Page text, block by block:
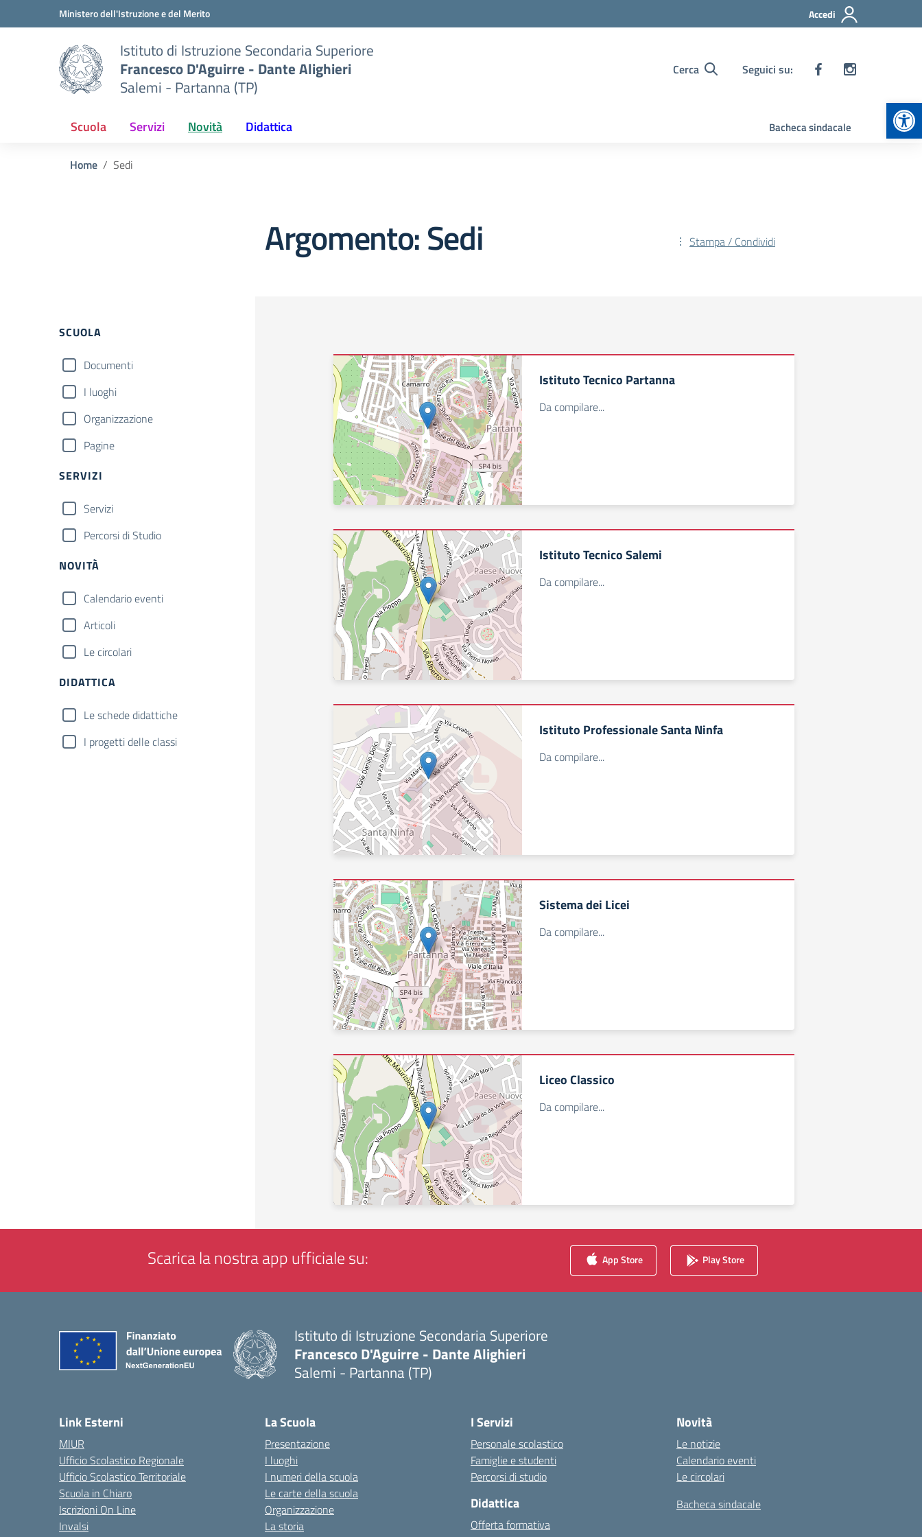
Vai ai contenuti
Vai al menu di navigazioneMinistero dell'Istruzione e del Merito Accedi
Istituto di Istruzione Secondaria Superiore
Francesco D'Aguirre - Dante Alighieri
Salemi - Partanna (TP)
Cerca Seguici su:
Scuola Servizi Novità Didattica Bacheca sindacale
Home Sedi
Argomento: Sedi Stampa / Condividi
Filtri
SCUOLA
Documenti
I luoghi
Organizzazione
Pagine
SERVIZI
Servizi
Percorsi di Studio
NOVITÀ
Calendario eventi
Articoli
Le circolari
DIDATTICA
Le schede didattiche
I progetti delle classi
Istituto Tecnico Partanna
Da compilare...
Istituto Tecnico Salemi
Da compilare...
Istituto Professionale Santa Ninfa
Da compilare...
Sistema dei Licei
Da compilare...
Liceo Classico
Da compilare...
Scarica la nostra app ufficiale su: App Store Play Store
Istituto di Istruzione Secondaria Superiore
Francesco D'Aguirre - Dante Alighieri
Salemi - Partanna (TP)
Link Esterni
MIUR
Ufficio Scolastico Regionale
Ufficio Scolastico Territoriale
Scuola in Chiaro
Iscrizioni On Line
Invalsi
La Scuola
Presentazione
I luoghi
I numeri della scuola
Le carte della scuola
Organizzazione
La storia
I Servizi
Personale scolastico
Famiglie e studenti
Percorsi di studio
Didattica
Offerta formativa
Novità
Le notizie
Calendario eventi
Le circolari
Bacheca sindacale